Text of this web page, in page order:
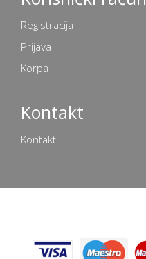
Registracija
Prijava
Korpa
Kontakt
Kontakt